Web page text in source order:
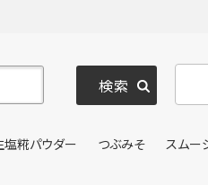
塩糀パウダー つぶみそ スムー